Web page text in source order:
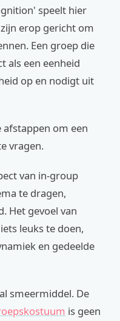
speelt hier
erop gericht om
Een groep die
als een eenheid
op en nodigt uit
afstappen om een
vragen.
van in-group
te dragen,
Het gevoel van
leuks te doen,
en gedeelde
smeermiddel. De
is geen